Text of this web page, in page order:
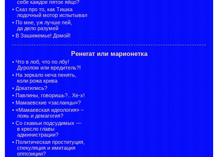
себе каждое пятое яйцо?
• Сказ про то, как Тишка
лодочный мотор испытывал
• По мне, уж лучше пей,
да дело разумей
• В Зашижемье! Домой!
Ренегат или марионетка
• Что в лоб, что по лбу!
Дуролом или вредитель?!
• На зеркало неча пенять,
коли рожа крива
• Докатились?
• Павлины, говоришь?.. Хе-х!
• Мамаевские «засланцы»?
• «Мамаевская идеология» –
ложь и демагогия?
• Со скамьи подсудимых —
в кресло главы
администрации?
• Политическая проституция,
спекуляция и имитация
оппозиции?